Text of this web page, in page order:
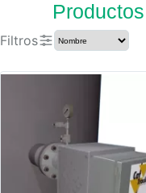
Filtros